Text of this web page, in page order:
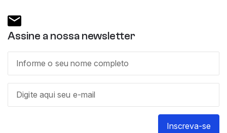
Assine a nossa newsletter
Inscreva-se